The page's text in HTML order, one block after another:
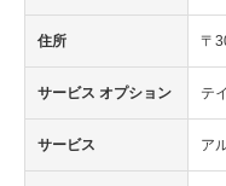
住所 〒
サービス オプション テ
サービス ア